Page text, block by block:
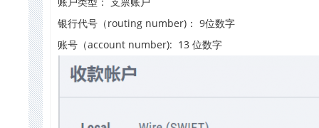
银行代号（routing number)： 9位数字
账号（account number): 13 位数字